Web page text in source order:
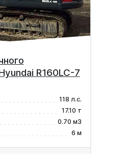
R160LC-7
118 л.с.
17.10 т
0.70 м3
6 м